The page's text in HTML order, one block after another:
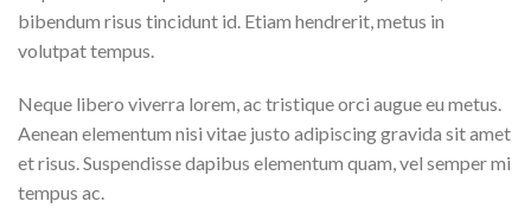
bibendum risus tincidunt id. Etiam hendrerit, metus in
volutpat tempus.
Neque libero viverra lorem, ac tristique orci augue eu metus.
Aenean elementum nisi vitae justo adipiscing gravida sit amet
et risus. Suspendisse dapibus elementum quam, vel semper mi
tempus ac.